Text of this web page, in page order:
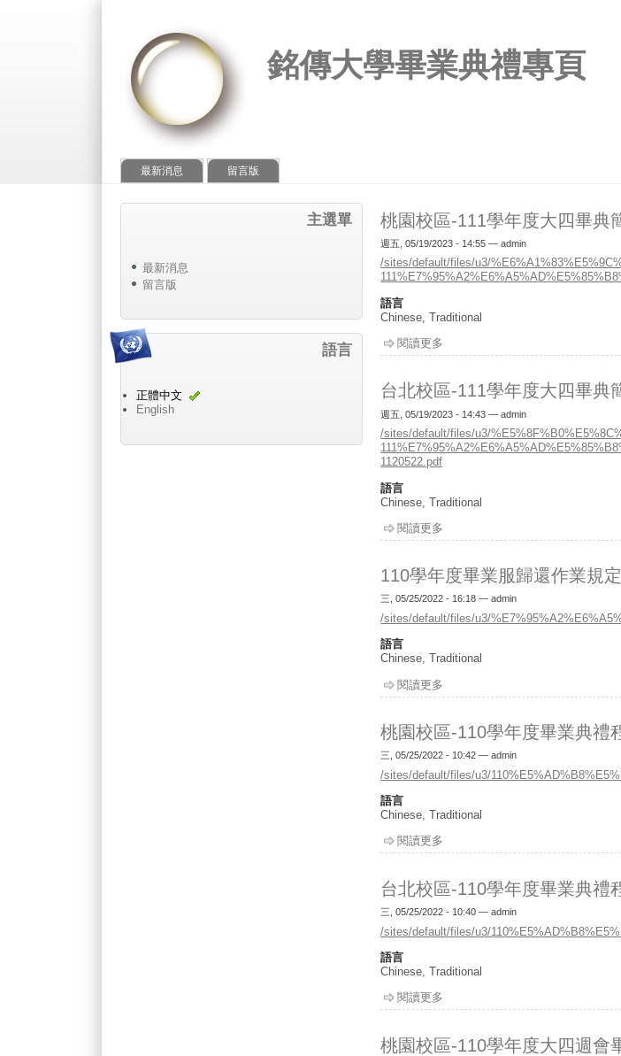
銘傳大學畢業典禮專頁
最新消息 留言版
桃園校區-111學年度大四畢典
週五, 05/19/2023 - 14:55 —admin
/sites/default/files/u3/
語言
Chinese, Traditional
閱讀更多
台北校區-111學年度大四畢典
週五, 05/19/2023 - 14:43 —admin
/sites/default/files/u3/
1120522.pdf
語言
Chinese, Traditional
閱讀更多
110學年度畢業服歸還作業規定
三, 05/25/2022 - 16:18 —admin
/sites/default/files/u3/
語言
Chinese, Traditional
閱讀更多
桃園校區-110學年度畢業典禮
三, 05/25/2022 - 10:42 —admin
/sites/default/files/u3/
語言
Chinese, Traditional
閱讀更多
台北校區-110學年度畢業典禮
三, 05/25/2022 - 10:40 —admin
/sites/default/files/u3/
語言
Chinese, Traditional
閱讀更多
桃園校區-110學年度大四週會
主選單
最新消息
留言版
語言
正體中文
English